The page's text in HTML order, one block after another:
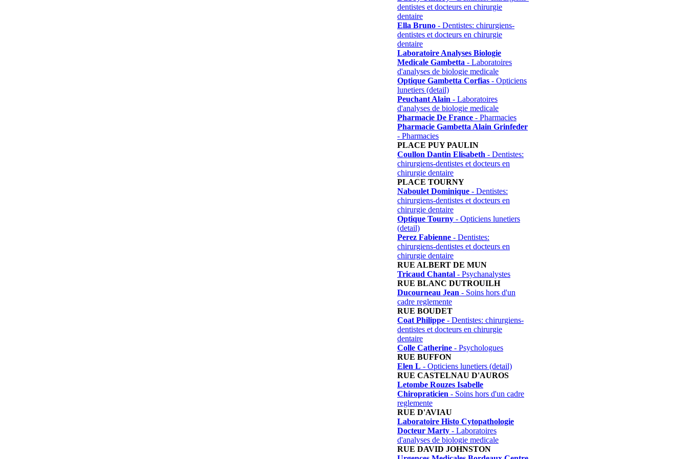
dentistes et docteurs en chirurgie
dentaire
Ella Bruno - Dentistes: chirurgiens-
dentistes et docteurs en chirurgie
dentaire
Laboratoire Analyses Biologie
Medicale Gambetta - Laboratoires
d'analyses de biologie medicale
Optique Gambetta Corfias - Opticiens
lunetiers (detail)
Peuchant Alain - Laboratoires
d'analyses de biologie medicale
Pharmacie De France - Pharmacies
Pharmacie Gambetta Alain Grinfeder
- Pharmacies
PLACE PUY PAULIN
Coullon Dantin Elisabeth - Dentistes:
chirurgiens-dentistes et docteurs en
chirurgie dentaire
PLACE TOURNY
Naboulet Dominique - Dentistes:
chirurgiens-dentistes et docteurs en
chirurgie dentaire
Optique Tourny - Opticiens lunetiers
(detail)
Perez Fabienne - Dentistes:
chirurgiens-dentistes et docteurs en
chirurgie dentaire
RUE ALBERT DE MUN
Tricaud Chantal - Psychanalystes
RUE BLANC DUTROUILH
Ducourneau Jean - Soins hors d'un
cadre reglemente
RUE BOUDET
Coat Philippe - Dentistes: chirurgiens-
dentistes et docteurs en chirurgie
dentaire
Colle Catherine - Psychologues
RUE BUFFON
Elen L - Opticiens lunetiers (detail)
RUE CASTELNAU D'AUROS
Letombe Rouzes Isabelle
Chiropraticien - Soins hors d'un cadre
reglemente
RUE D'AVIAU
Laboratoire Histo Cytopathologie
Docteur Marty - Laboratoires
d'analyses de biologie medicale
RUE DAVID JOHNSTON